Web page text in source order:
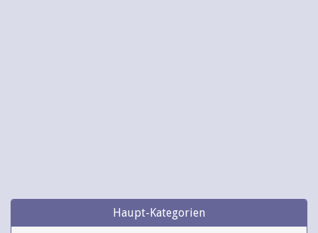
Haupt-Kategorien